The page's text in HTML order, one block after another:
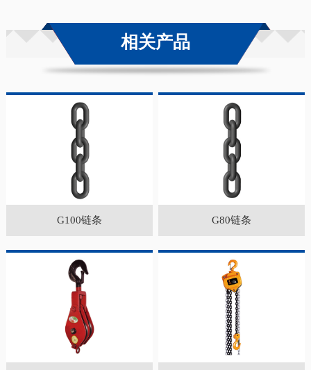
相关产品
G100链条 G80链条